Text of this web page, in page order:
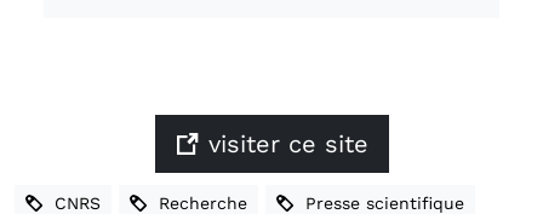
visiter ce site
CNRS Recherche Presse scientifique